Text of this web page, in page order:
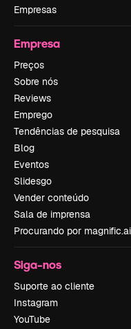
Empresas
Empresa
Preços
Sobre nós
Reviews
Emprego
Tendências de pesquisa
Blog
Eventos
Slidesgo
Vender conteúdo
Sala de imprensa
Procurando por
Siga-nos
Suporte ao cliente
Instagram
YouTube